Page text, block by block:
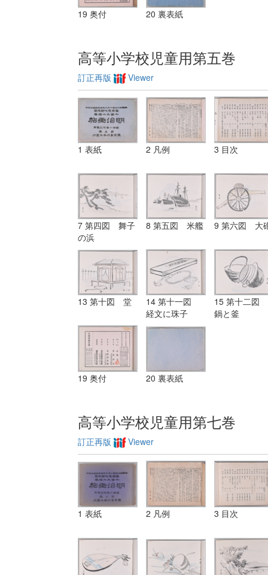
19 奥付 20 裏表紙
高等小学校児童用第五巻
訂正再版 Viewer
1 表紙 2 凡例 3 目次
7 第四図 舞子
の浜
8 第五図 米艦 9 第六図 大
13 第十図 堂
14 第十一図
経文に珠子
15 第十二図
鍋と釜
19 奥付 20 裏表紙
高等小学校児童用第七巻
訂正再版 Viewer
1 表紙 2 凡例 3 目次